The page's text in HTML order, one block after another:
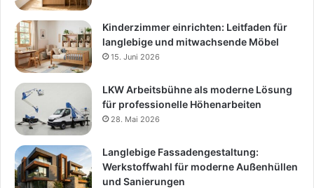
Kinderzimmer einrichten: Leitfaden für
langlebige und mitwachsende Möbel
15. Juni 2026
LKW Arbeitsbühne als moderne Lösung
für professionelle Höhenarbeiten
28. Mai 2026
Langlebige Fassadengestaltung:
Werkstoffwahl für moderne Außenhüllen
und Sanierungen